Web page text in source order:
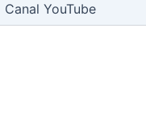
Canal YouTube